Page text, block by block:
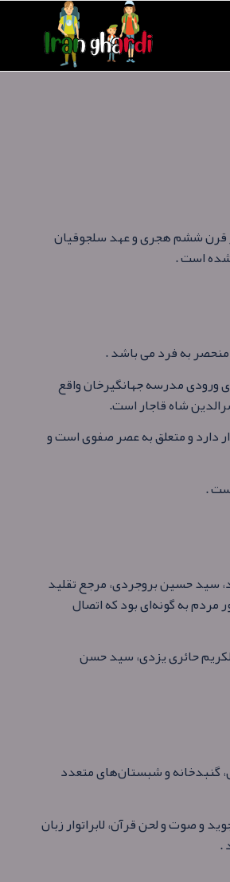
قرن ششم هجری و عهد سلجوقیان
است .
منحصر به‌ فرد می باشد .
ورودی مدرسه جهانگیرخان واقع
شاه قاجار است.
دارد و متعلق به عصر صفوی است و
سید حسین بروجردی، مرجع تقلید
مردم به‌ گونه‌ای بود که اتصال
حائری یزدی، سید حسن
گنبدخانه و شبستان‌های متعدد
و صوت و لحن قرآن، لابراتوار زبان
.